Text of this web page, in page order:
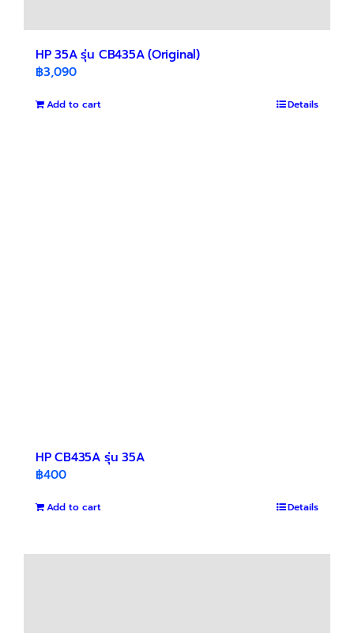
HP 35A รุ่น CB435A (Original)
฿3,090
Add to cart Details
HP CB435A รุ่น 35A
฿400
Add to cart Details